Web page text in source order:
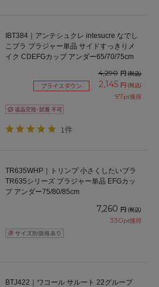
IBT384｜アンテシュクレ intesucre なでし
こブラ ブラジャー単品 サイドすっきりメ
イク CDEFGカップ アンダー65/70/75cm
4,290 円(税込)
プライスダウン 2,145 円 (税込)
97pt獲得
1件
TR635WHP｜トリンプ 小さくしたいブラ
TR635シリーズ ブラジャー単品 EFGカッ
プ アンダー75/80/85cm
7,260 円 (税込)
330pt獲得
BTJ422｜ワコール サルート 22グループ